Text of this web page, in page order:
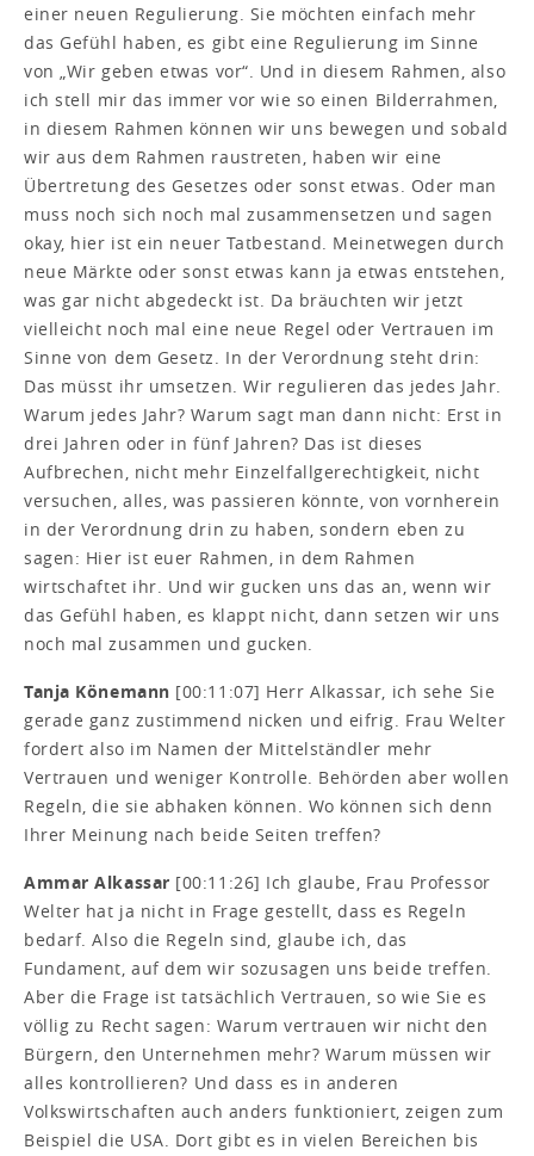
einer neuen Regulierung. Sie möchten einfach mehr
das Gefühl haben, es gibt eine Regulierung im Sinne
von „Wir geben etwas vor“. Und in diesem Rahmen, also
ich stell mir das immer vor wie so einen Bilderrahmen,
in diesem Rahmen können wir uns bewegen und sobald
wir aus dem Rahmen raustreten, haben wir eine
Übertretung des Gesetzes oder sonst etwas. Oder man
muss noch sich noch mal zusammensetzen und sagen
okay, hier ist ein neuer Tatbestand. Meinetwegen durch
neue Märkte oder sonst etwas kann ja etwas entstehen,
was gar nicht abgedeckt ist. Da bräuchten wir jetzt
vielleicht noch mal eine neue Regel oder Vertrauen im
Sinne von dem Gesetz. In der Verordnung steht drin:
Das müsst ihr umsetzen. Wir regulieren das jedes Jahr.
Warum jedes Jahr? Warum sagt man dann nicht: Erst in
drei Jahren oder in fünf Jahren? Das ist dieses
Aufbrechen, nicht mehr Einzelfallgerechtigkeit, nicht
versuchen, alles, was passieren könnte, von vornherein
in der Verordnung drin zu haben, sondern eben zu
sagen: Hier ist euer Rahmen, in dem Rahmen
wirtschaftet ihr. Und wir gucken uns das an, wenn wir
das Gefühl haben, es klappt nicht, dann setzen wir uns
noch mal zusammen und gucken.
Tanja Könemann [00:11:07] Herr Alkassar, ich sehe Sie
gerade ganz zustimmend nicken und eifrig. Frau Welter
fordert also im Namen der Mittelständler mehr
Vertrauen und weniger Kontrolle. Behörden aber wollen
Regeln, die sie abhaken können. Wo können sich denn
Ihrer Meinung nach beide Seiten treffen?
Ammar Alkassar [00:11:26] Ich glaube, Frau Professor
Welter hat ja nicht in Frage gestellt, dass es Regeln
bedarf. Also die Regeln sind, glaube ich, das
Fundament, auf dem wir sozusagen uns beide treffen.
Aber die Frage ist tatsächlich Vertrauen, so wie Sie es
völlig zu Recht sagen: Warum vertrauen wir nicht den
Bürgern, den Unternehmen mehr? Warum müssen wir
alles kontrollieren? Und dass es in anderen
Volkswirtschaften auch anders funktioniert, zeigen zum
Beispiel die USA. Dort gibt es in vielen Bereichen bis